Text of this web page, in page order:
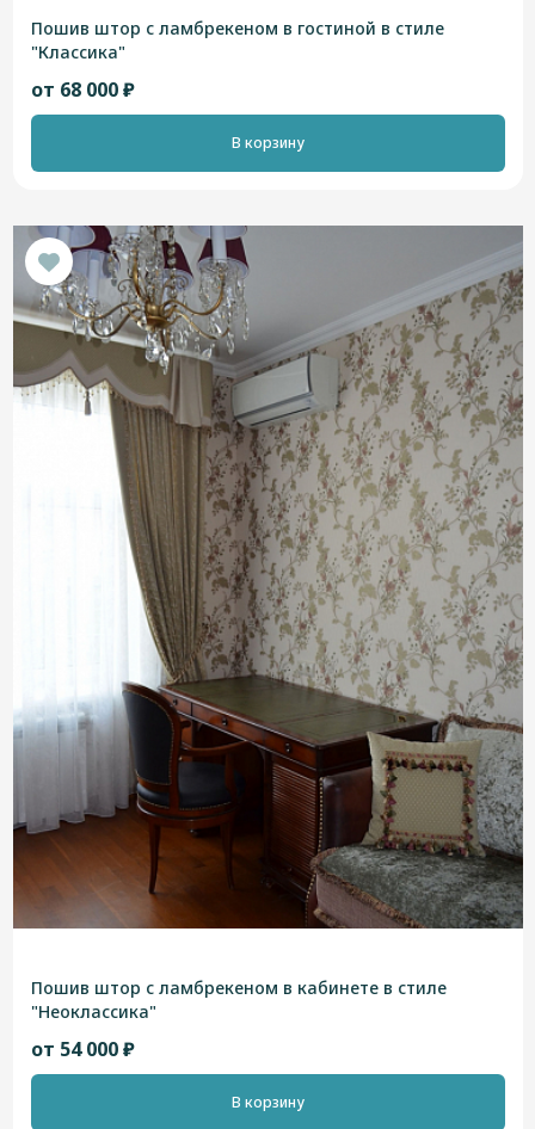
Пошив штор с ламбрекеном в гостиной в стиле
"Классика"
от 68 000 ₽
В корзину
Пошив штор с ламбрекеном в кабинете в стиле
"Неоклассика"
от 54 000 ₽
В корзину